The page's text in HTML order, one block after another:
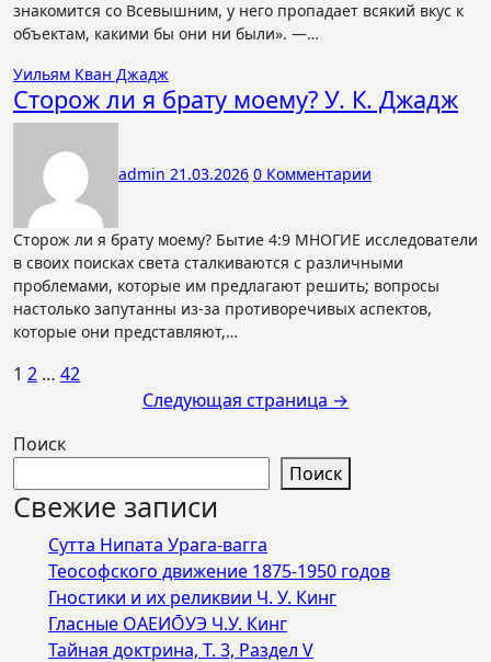
знакомится со Всевышним, у него пропадает всякий вкус к
объектам, какими бы они ни были». —…
Уильям Кван Джадж
Сторож ли я брату моему? У. К. Джадж
admin 21.03.2026 0 Комментарии
Сторож ли я брату моему? Бытие 4:9 МНОГИЕ исследователи
в своих поисках света сталкиваются с различными
проблемами, которые им предлагают решить; вопросы
настолько запутанны из-за противоречивых аспектов,
которые они представляют,…
Пагинация
1 2 … 42
Следующая страница →
Поиск
Поиск
Свежие записи
Сутта Нипата Урага-вагга
Теософского движение 1875-1950 годов
Гностики и их реликвии Ч. У. Кинг
Гласные ОАЕИО̄УЭ Ч.У. Кинг
Тайная доктрина, Т. 3, Раздел V